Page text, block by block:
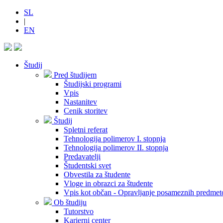
SL
|
EN
Študij
Pred študijem
Študijski programi
Vpis
Nastanitev
Cenik storitev
Študij
Spletni referat
Tehnologija polimerov I. stopnja
Tehnologija polimerov II. stopnja
Predavatelji
Študentski svet
Obvestila za študente
Vloge in obrazci za študente
Vpis kot občan - Opravljanje posameznih
Ob študiju
Tutorstvo
Karierni center